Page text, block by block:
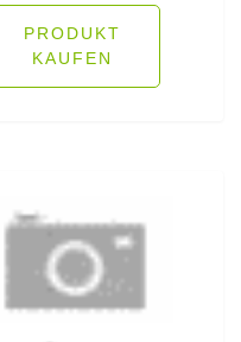
PRODUKT
KAUFEN